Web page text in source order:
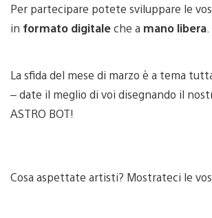
Per partecipare potete sviluppare le
in formato digitaleche a mano libera
La sfida del mese di marzo è a tema
– date il meglio di voi disegnando il
ASTRO BOT!
Cosa aspettate artisti? Mostrateci le